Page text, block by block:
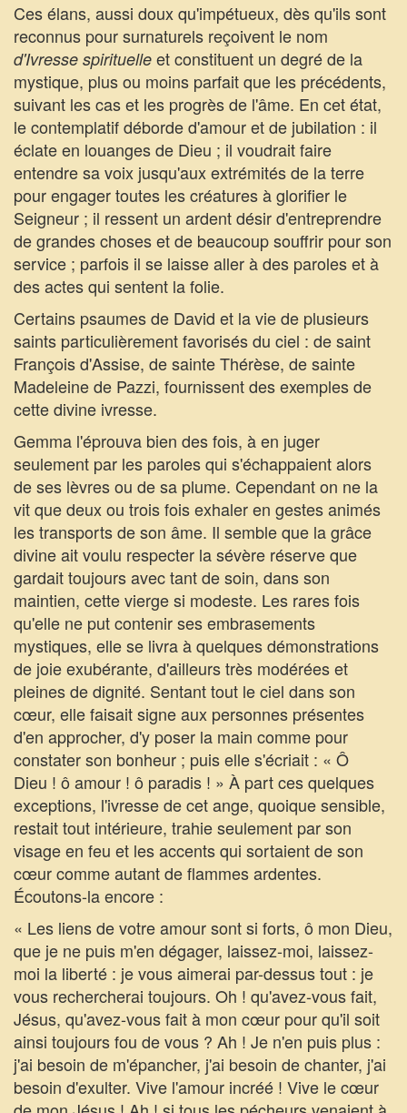
Ces élans, aussi doux qu'impétueux, dès qu'ils sont
reconnus pour surnaturels reçoivent le nom
d'Ivresse spirituelle et constituent un degré de la
mystique, plus ou moins parfait que les précédents,
suivant les cas et les progrès de l'âme. En cet état,
le contemplatif déborde d'amour et de jubilation : il
éclate en louanges de Dieu ; il voudrait faire
entendre sa voix jusqu'aux extrémités de la terre
pour engager toutes les créatures à glorifier le
Seigneur ; il ressent un ardent désir d'entreprendre
de grandes choses et de beaucoup souffrir pour son
service ; parfois il se laisse aller à des paroles et à
des actes qui sentent la folie.
Certains psaumes de David et la vie de plusieurs
saints particulièrement favorisés du ciel : de saint
François d'Assise, de sainte Thérèse, de sainte
Madeleine de Pazzi, fournissent des exemples de
cette divine ivresse.
Gemma l'éprouva bien des fois, à en juger
seulement par les paroles qui s'échappaient alors
de ses lèvres ou de sa plume. Cependant on ne la
vit que deux ou trois fois exhaler en gestes animés
les transports de son âme. Il semble que la grâce
divine ait voulu respecter la sévère réserve que
gardait toujours avec tant de soin, dans son
maintien, cette vierge si modeste. Les rares fois
qu'elle ne put contenir ses embrasements
mystiques, elle se livra à quelques démonstrations
de joie exubérante, d'ailleurs très modérées et
pleines de dignité. Sentant tout le ciel dans son
cœur, elle faisait signe aux personnes présentes
d'en approcher, d'y poser la main comme pour
constater son bonheur ; puis elle s'écriait : « Ô
Dieu ! ô amour ! ô paradis ! » À part ces quelques
exceptions, l'ivresse de cet ange, quoique sensible,
restait tout intérieure, trahie seulement par son
visage en feu et les accents qui sortaient de son
cœur comme autant de flammes ardentes.
Écoutons-la encore :
« Les liens de votre amour sont si forts, ô mon Dieu,
que je ne puis m'en dégager, laissez-moi, laissez-
moi la liberté : je vous aimerai par-dessus tout : je
vous rechercherai toujours. Oh ! qu'avez-vous fait,
Jésus, qu'avez-vous fait à mon cœur pour qu'il soit
ainsi toujours fou de vous ? Ah ! Je n'en puis plus :
j'ai besoin de m'épancher, j'ai besoin de chanter, j'ai
besoin d'exulter. Vive l'amour incréé ! Vive le cœur